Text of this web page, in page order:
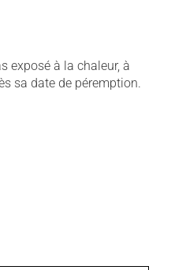
exposé à la chaleur, à
sa date de péremption.